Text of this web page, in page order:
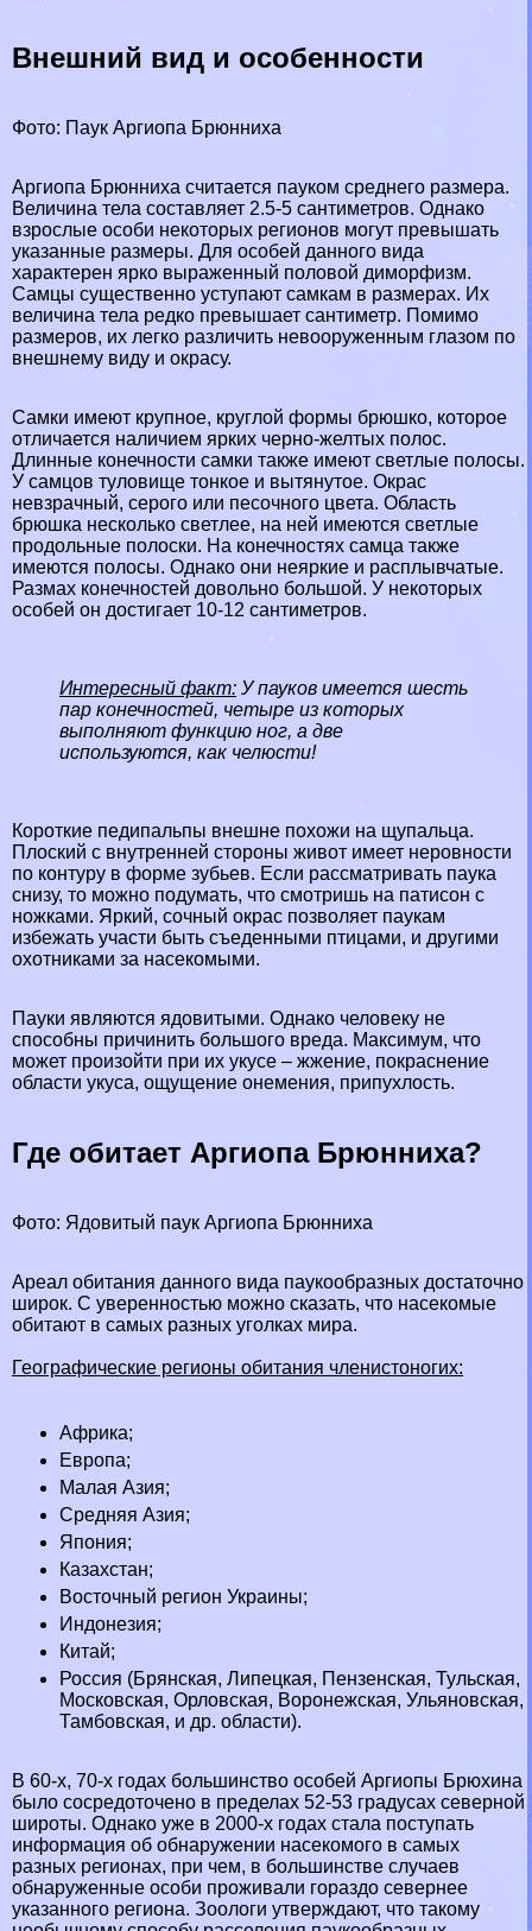
Внешний вид и особенности
Фото: Паук Аргиопа Брюнниха
Аргиопа Брюнниха считается пауком среднего размера.
Величина тела составляет 2.5-5 сантиметров. Однако
взрослые особи некоторых регионов могут превышать
указанные размеры. Для особей данного вида
хаpaктерен ярко выраженный пoлoвoй диморфизм.
Самцы существенно уступают самкам в размерах. Их
величина тела редко превышает сантиметр. Помимо
размеров, их легко различить невооруженным глазом по
внешнему виду и окрасу.
Самки имеют крупное, круглой формы брюшко, которое
отличается наличием ярких черно-желтых полос.
Длинные конечности самки также имеют светлые полосы.
У самцов туловище тонкое и вытянутое. Окрас
невзрачный, серого или песочного цвета. Область
брюшка несколько светлее, на ней имеются светлые
продольные полоски. На конечностях самца также
имеются полосы. Однако они неяркие и расплывчатые.
Размах конечностей довольно большой. У некоторых
особей он достигает 10-12 сантиметров.
Интересный факт: У пауков имеется шесть
пар конечностей, четыре из которых
выполняют функцию ног, а две
используются, как челюсти!
Короткие педипальпы внешне похожи на щупальца.
Плоский с внутренней стороны живот имеет неровности
по контуру в форме зубьев. Если рассматривать паука
снизу, то можно подумать, что смотришь на патисон с
ножками. Яркий, сочный окрас позволяет паукам
избежать участи быть съеденными птицами, и другими
охотниками за насекомыми.
Пауки являются ядовитыми. Однако человеку не
способны причинить большого вреда. Максимум, что
может произойти при их укусе – жжение, покраснение
области укуса, ощущение онемения, припухлость.
Где обитает Аргиопа Брюнниха?
Фото: Ядовитый паук Аргиопа Брюнниха
Ареал обитания данного вида паукообразных достаточно
широк. С уверенностью можно сказать, что насекомые
обитают в самых разных уголках мира.
Географические регионы обитания члeнистоногих:
Африка;
Европа;
Малая Азия;
Средняя Азия;
Япония;
Казахстан;
Восточный регион Украины;
Индонезия;
Китай;
Россия (Брянская, Липецкая, Пензенская, Тульская,
Московская, Орловская, Воронежская, Ульяновская,
Тамбовская, и др. области).
В 60-х, 70-х годах большинство особей Аргиопы Брюхина
было сосредоточено в пределах 52-53 градусах северной
широты. Однако уже в 2000-х годах стала поступать
информация об обнаружении насекомого в самых
разных регионах, при чем, в большинстве случаев
обнаруженные особи проживали гораздо севернее
указанного региона. Зоологи утверждают, что такому